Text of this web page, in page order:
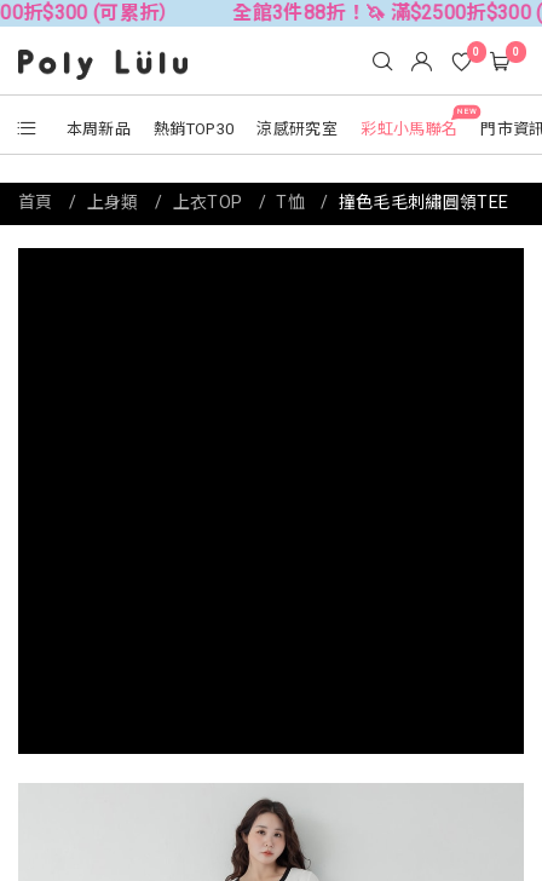
(可累折） 全館3件88折！🦄 滿$2500折$300 (可累折
本周新品 熱銷TOP30 涼感研究室
NEW
彩虹小馬聯名 門市資
0 0
首頁 上身類 上衣TOP T恤 撞色毛毛刺繡圓領TEE